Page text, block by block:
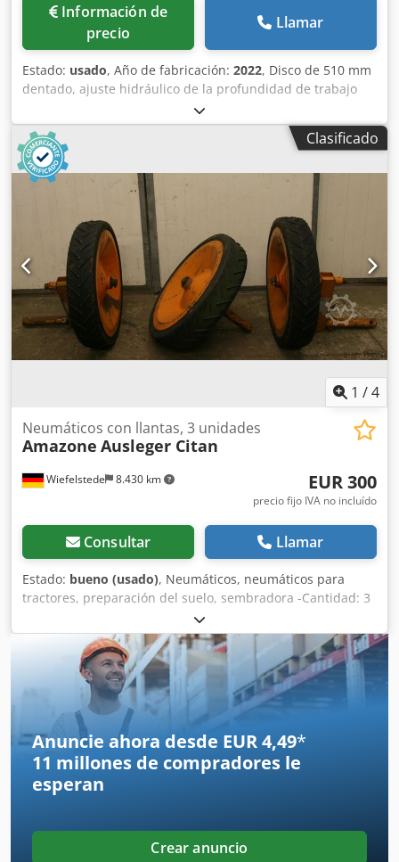
Información de
precio
Llamar
Estado: usado, Año de fabricación: 2022, Disco de 510 mm
dentado, ajuste hidráulico de la profundidad de trabajo
del grupo de discos / ajuste hidráulico de la profundidad
de trabajo de la unidad de nivelación, púas C-Mix-Ultra
para Ceus 50 / ajuste hidráulico de la profundidad de
trabajo del campo de púas con lanza hidráulica HD
CUCHILLA 80 mm / (14/K1) Dkedetz Tplopfx Akwer
Clasificado
1 /4
Wiefelstede 8.430 km
Neumáticos con llantas, 3 unidades
Amazone Ausleger Citan
EUR 300
precio fijo IVA no incluído
Consultar Llamar
Estado: bueno (usado), Neumáticos, neumáticos para
tractores, preparación del suelo, sembradora -Cantidad: 3
neumáticos de una sembradora Amazone -Tamaño del
neumático -Buje: Ø 40 mm -Dimensión: Ø 750 Dkedpfxsb A
E Ufj Akwer -Precio total: por los 3 neumáticos -Peso: 51
kg/unidad
Anuncie ahora desde EUR 4,49*
11 millones de compradores le
esperan
Crear anuncio